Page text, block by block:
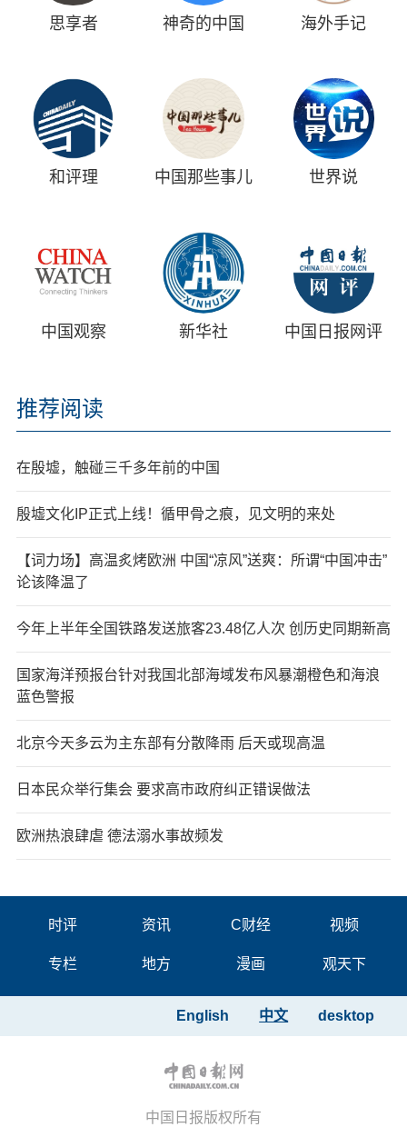
思享者 神奇的中国 海外手记
和评理 中国那些事儿 世界说
中国观察 新华社 中国日报网评
推荐阅读
在殷墟，触碰三千多年前的中国
殷墟文化IP正式上线！循甲骨之痕，见文明的来处
【词力场】高温炙烤欧洲 中国“凉风”送爽：所谓“中国冲击”
论该降温了
今年上半年全国铁路发送旅客23.48亿人次 创历史同期新高
国家海洋预报台针对我国北部海域发布风暴潮橙色和海浪
蓝色警报
北京今天多云为主东部有分散降雨 后天或现高温
日本民众举行集会 要求高市政府纠正错误做法
欧洲热浪肆虐 德法溺水事故频发
时评 资讯 C财经 视频
专栏 地方 漫画 观天下
desktop
中文
English
中国日报版权所有